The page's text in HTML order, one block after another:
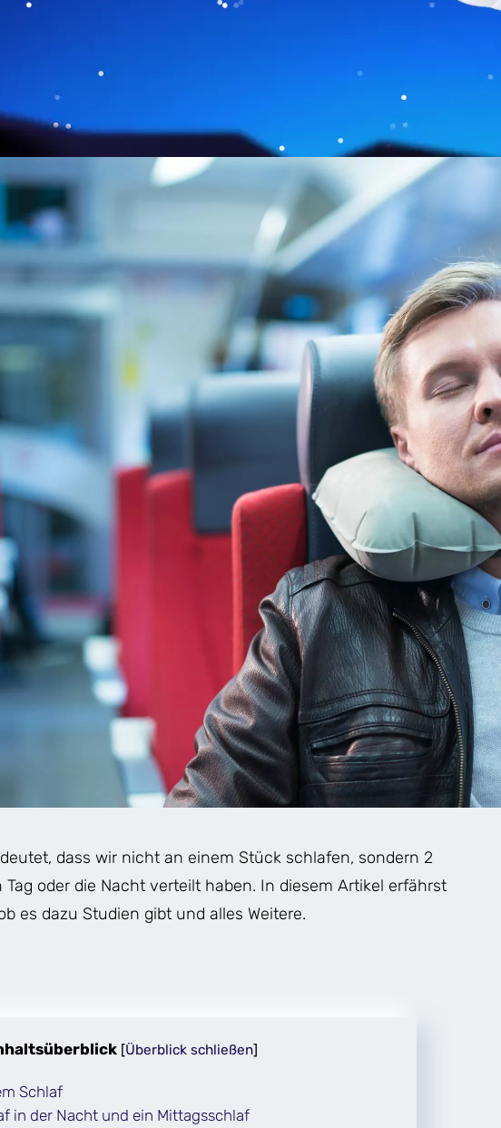
dass wir nicht an einem Stück schlafen, sondern 2
oder die Nacht verteilt haben. In diesem Artikel erfährst
es dazu Studien gibt und alles Weitere.
[Überblick schließen]
Schlaf
in der Nacht und ein Mittagsschlaf